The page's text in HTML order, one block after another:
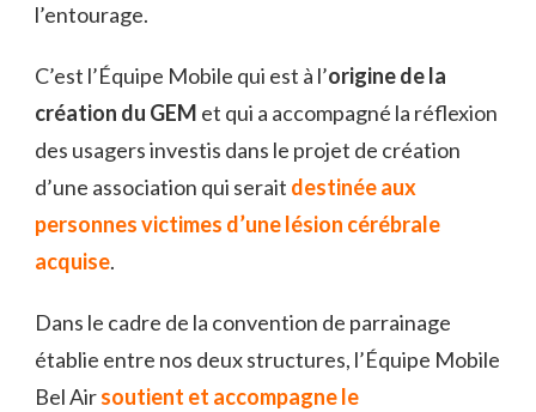
l’entourage.
C’est l’Équipe Mobile qui est à l’origine de la
création du GEM et qui a accompagné la réflexion
des usagers investis dans le projet de création
d’une association qui serait destinée aux
personnes victimes d’une lésion cérébrale
acquise.
Dans le cadre de la convention de parrainage
établie entre nos deux structures, l’Équipe Mobile
Bel Airsoutient et accompagne le